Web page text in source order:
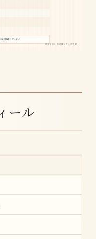
ール